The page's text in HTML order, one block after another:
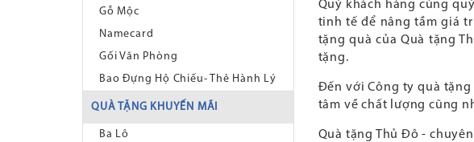
Gỗ Mộc
Namecard
Gối Văn Phòng
Bao Đựng Hộ Chiếu- Thẻ Hành Lý
QUÀ TẶNG KHUYẾN MÃI
Ba Lô
Quý khách hàng cùng
tinh tế để nâng tầm giá
tặng quà của Quà tặng
tặng.
Đến với Công ty quà
tâm về chất lượng cũng
Quà tặng Thủ Đô -